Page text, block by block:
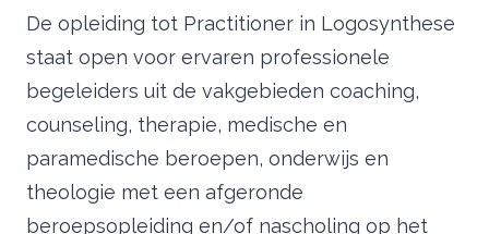
De opleiding tot Practitioner in Logosynthese
staat open voor ervaren professionele
begeleiders uit de vakgebieden coaching,
counseling, therapie, medische en
paramedische beroepen, onderwijs en
theologie met een afgeronde
beroepsopleiding en/of nascholing op het